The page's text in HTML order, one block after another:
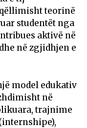
teorinë
studentët nga
aktivë në
në zgjidhjen e
model edukativ
në
trajnime